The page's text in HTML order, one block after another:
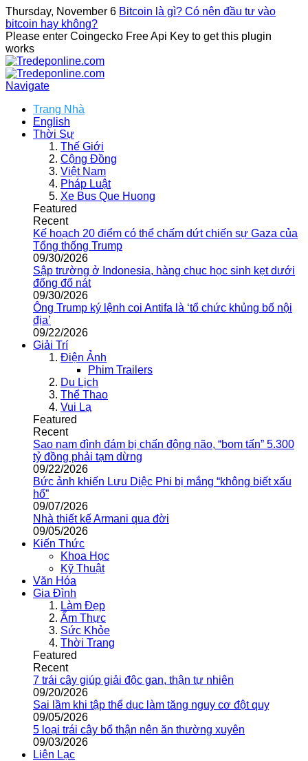
Thursday, November 6 Bitcoin là gì? Có nên đầu tư vào
bitcoin hay không?
Please enter Coingecko Free Api Key to get this plugin
works
Navigate
Trang Nhà
English
Thời Sự
Thế Giới
Cộng Đồng
Việt Nam
Pháp Luật
Xe Bus Que Huong
Featured
Recent
Kế hoạch 20 điểm có thể chấm dứt chiến sự Gaza của
Tổng thống Trump
09/30/2026
Sập trường ở Indonesia, hàng chục học sinh kẹt dưới
đống đổ nát
09/30/2026
Ông Trump ký lệnh coi Antifa là ‘tổ chức khủng bố nội
địa’
09/22/2026
Giải Trí
Điện Ảnh
Phim Trailers
Du Lịch
Thể Thao
Vui Lạ
Featured
Recent
Sao nam đình đám bị chấn động não, “bom tấn” 5.300
tỷ đồng phải tạm dừng
09/22/2026
Bức ảnh khiến Lưu Diệc Phi bị mắng “không biết xấu
hổ”
09/07/2026
Nhà thiết kế Armani qua đời
09/05/2026
Kiến Thức
Khoa Học
Kỹ Thuật
Văn Hóa
Gia Đình
Làm Đẹp
Ẩm Thực
Sức Khỏe
Thời Trang
Featured
Recent
7 trái cây giúp giải độc gan, thận tự nhiên
09/20/2026
Sai lầm khi tập thể dục làm tăng nguy cơ đột quỵ
09/05/2026
5 loại trái cây bổ thận nên ăn thường xuyên
09/03/2026
Liên Lạc